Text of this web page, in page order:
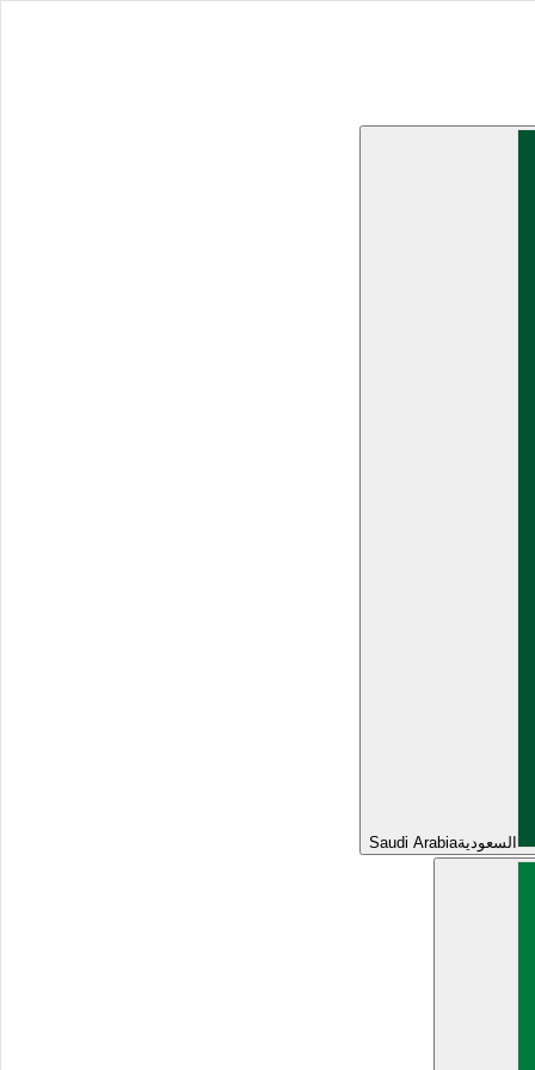
السعوديةSaudi Arabia